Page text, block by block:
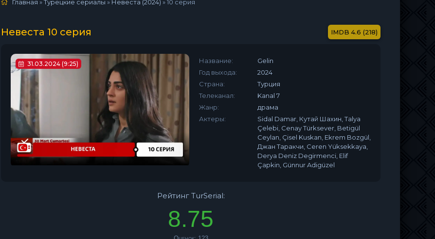
Главная »Турецкие сериалы » Невеста (2024) »10 серия
Невеста 10 серия 4.6 (218)
31.03.2024 (9:25) Название:
Gelin
Год выхода:
2024
Страна:
Турция
Телеканал:
Kanal 7
Жанр:
драма
Актеры:
Sidal Damar, Кутай Шахин, Talya
Çelebi, Cenay Türksever, Betigül
Ceylan, Çisel Kuskan, Ekrem Bozgül,
Джан Таракчи, Ceren Yüksekkaya,
Derya Deniz Degirmenci, Elif
Çapkin, Günnur Adigüzel
Рейтинг TurSerial:
8.75